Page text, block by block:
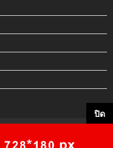
manutd.club
ปิด